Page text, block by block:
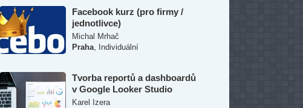
Facebook kurz (pro firmy /
jednotlivce)
Michal Mrhač
Praha
Individuální
Tvorba reportů a dashboardů
v Google Looker Studio
Karel Izera